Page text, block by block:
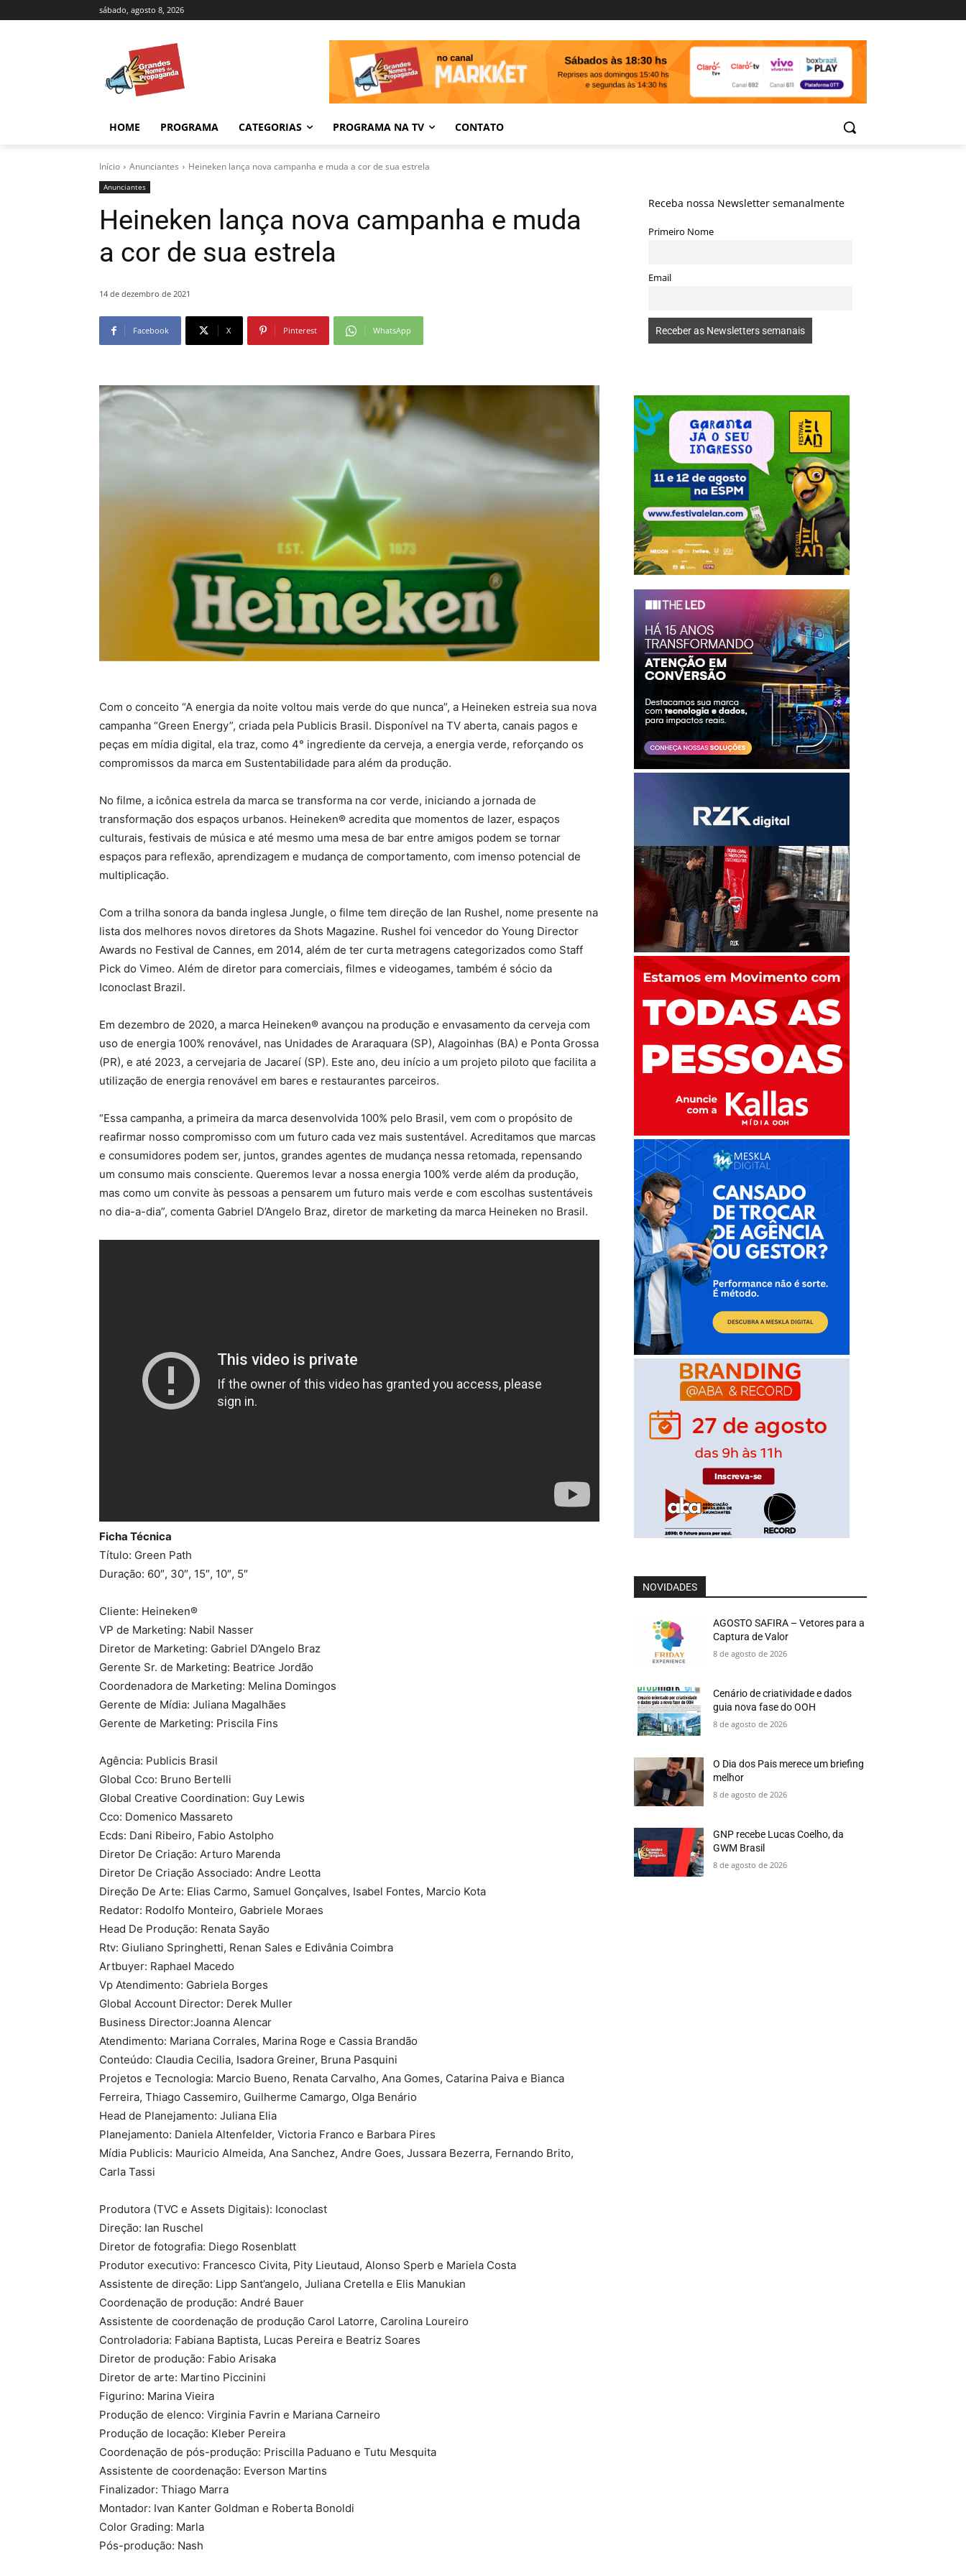
sábado, agosto 8, 2026
HOME PROGRAMA CATEGORIAS PROGRAMA NA TV CONTATO
Início Anunciantes Heineken lança nova campanha e muda a cor de sua estrela
Anunciantes
Heineken lança nova campanha e muda
a cor de sua estrela
14 de dezembro de 2021
Facebook X Pinterest WhatsApp
Com o conceito “A energia da noite voltou mais verde do que nunca”, a Heineken estreia sua nova
campanha “Green Energy”, criada pela Publicis Brasil. Disponível na TV aberta, canais pagos e
peças em mídia digital, ela traz, como 4° ingrediente da cerveja, a energia verde, reforçando os
compromissos da marca em Sustentabilidade para além da produção.
No filme, a icônica estrela da marca se transforma na cor verde, iniciando a jornada de
transformação dos espaços urbanos. Heineken® acredita que momentos de lazer, espaços
culturais, festivais de música e até mesmo uma mesa de bar entre amigos podem se tornar
espaços para reflexão, aprendizagem e mudança de comportamento, com imenso potencial de
multiplicação.
Com a trilha sonora da banda inglesa Jungle, o filme tem direção de Ian Rushel, nome presente na
lista dos melhores novos diretores da Shots Magazine. Rushel foi vencedor do Young Director
Awards no Festival de Cannes, em 2014, além de ter curta metragens categorizados como Staff
Pick do Vimeo. Além de diretor para comerciais, filmes e videogames, também é sócio da
Iconoclast Brazil.
Em dezembro de 2020, a marca Heineken® avançou na produção e envasamento da cerveja com
uso de energia 100% renovável, nas Unidades de Araraquara (SP), Alagoinhas (BA) e Ponta Grossa
(PR), e até 2023, a cervejaria de Jacareí (SP). Este ano, deu início a um projeto piloto que facilita a
utilização de energia renovável em bares e restaurantes parceiros.
“Essa campanha, a primeira da marca desenvolvida 100% pelo Brasil, vem com o propósito de
reafirmar nosso compromisso com um futuro cada vez mais sustentável. Acreditamos que marcas
e consumidores podem ser, juntos, grandes agentes de mudança nessa retomada, repensando
um consumo mais consciente. Queremos levar a nossa energia 100% verde além da produção,
mas como um convite às pessoas a pensarem um futuro mais verde e com escolhas sustentáveis
no dia-a-dia”, comenta Gabriel D’Angelo Braz, diretor de marketing da marca Heineken no Brasil.
Ficha Técnica
Título: Green Path
Duração: 60″, 30″, 15″, 10″, 5″
Cliente: Heineken®
VP de Marketing: Nabil Nasser
Diretor de Marketing: Gabriel D’Angelo Braz
Gerente Sr. de Marketing: Beatrice Jordão
Coordenadora de Marketing: Melina Domingos
Gerente de Mídia: Juliana Magalhães
Gerente de Marketing: Priscila Fins
Agência: Publicis Brasil
Global Cco: Bruno Bertelli
Global Creative Coordination: Guy Lewis
Cco: Domenico Massareto
Ecds: Dani Ribeiro, Fabio Astolpho
Diretor De Criação: Arturo Marenda
Diretor De Criação Associado: Andre Leotta
Direção De Arte: Elias Carmo, Samuel Gonçalves, Isabel Fontes, Marcio Kota
Redator: Rodolfo Monteiro, Gabriele Moraes
Head De Produção: Renata Sayão
Rtv: Giuliano Springhetti, Renan Sales e Edivânia Coimbra
Artbuyer: Raphael Macedo
Vp Atendimento: Gabriela Borges
Global Account Director: Derek Muller
Business Director:Joanna Alencar
Atendimento: Mariana Corrales, Marina Roge e Cassia Brandão
Conteúdo: Claudia Cecilia, Isadora Greiner, Bruna Pasquini
Projetos e Tecnologia: Marcio Bueno, Renata Carvalho, Ana Gomes, Catarina Paiva e Bianca
Ferreira, Thiago Cassemiro, Guilherme Camargo, Olga Benário
Head de Planejamento: Juliana Elia
Planejamento: Daniela Altenfelder, Victoria Franco e Barbara Pires
Mídia Publicis: Mauricio Almeida, Ana Sanchez, Andre Goes, Jussara Bezerra, Fernando Brito,
Carla Tassi
Produtora (TVC e Assets Digitais): ​Iconoclast
Direção: Ian Ruschel
Diretor de fotografia: Diego Rosenblatt
Produtor executivo:​ Francesco Civita, Pity Lieutaud, Alonso Sperb e Mariela Costa
Assistente de direção:​ ​Lipp Sant’angelo, Juliana Cretella e Elis Manukian
Coordenação de produção:​ ​André Bauer
Assistente de coordenação de produção Carol Latorre, Carolina Loureiro
Controladoria: Fabiana Baptista, Lucas Pereira e Beatriz Soares
​Diretor de produção: Fabio Arisaka
Diretor de arte: Martino Piccinini
Figurino: Marina Vieira
Produção de elenco: Virginia Favrin e Mariana Carneiro
Produção de locação: Kleber Pereira
Coordenação de pós-produção: Priscilla Paduano e Tutu Mesquita
Assistente de coordenação: Everson Martins
Finalizador: Thiago Marra
Montador: Ivan Kanter Goldman e Roberta Bonoldi
Color Grading: Marla
Pós-produção: Nash
Receba nossa Newsletter semanalmente
Primeiro Nome
Email
NOVIDADES
AGOSTO SAFIRA – Vetores para a
Captura de Valor
8 de agosto de 2026
Cenário de criatividade e dados
guia nova fase do OOH
8 de agosto de 2026
O Dia dos Pais merece um briefing
melhor
8 de agosto de 2026
GNP recebe Lucas Coelho, da
GWM Brasil
8 de agosto de 2026